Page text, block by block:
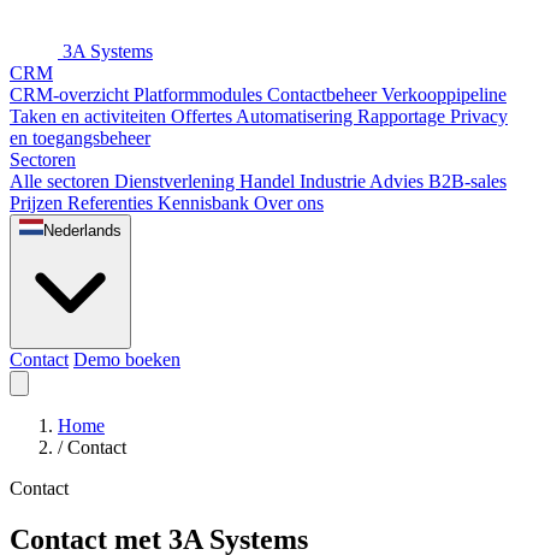
3A Systems
CRM
CRM-overzicht Platformmodules ContactbeheerVerkooppipeline
Taken en activiteiten Offertes Automatisering Rapportage Privacy
en toegangsbeheer
Sectoren
Alle sectoren Dienstverlening Handel Industrie Advies B2B-sales
Prijzen Referenties Kennisbank Over ons
Nederlands
Contact Demo boeken
Home
/ Contact
Contact
Contact met 3A Systems